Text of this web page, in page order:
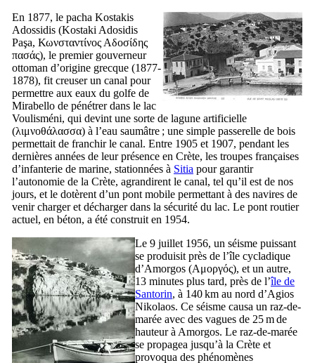
En 1877, le pacha Kostakis
Adossidis (Kostaki Adosidis
Paşa, Κωνσταντίνος Αδοσίδης
πασάς), le premier gouverneur
ottoman d’origine grecque (1877-
1878), fit creuser un canal pour
permettre aux eaux du golfe de
Mirabello de pénétrer dans le lac
Voulisméni, qui devint une sorte de lagune artificielle
(λιμνοθάλασσα) à l’eau saumâtre ; une simple passerelle de bois
permettait de franchir le canal. Entre 1905 et 1907, pendant les
dernières années de leur présence en Crète, les troupes françaises
d’infanterie de marine, stationnées à Sitia pour garantir
l’autonomie de la Crète, agrandirent le canal, tel qu’il est de nos
jours, et le dotèrent d’un pont mobile permettant à des navires de
venir charger et décharger dans la sécurité du lac. Le pont routier
actuel, en béton, a été construit en 1954.
Le 9 juillet 1956, un séisme puissant
se produisit près de l’île cycladique
d’Amorgos (Αμοργός), et un autre,
13 minutes plus tard, près de l’île de
Santorin, à 140 km au nord d’Agios
Nikolaos. Ce séisme causa un raz-de-
marée avec des vagues de 25 m de
hauteur à Amorgos. Le raz-de-marée
se propagea jusqu’à la Crète et
provoqua des phénomènes